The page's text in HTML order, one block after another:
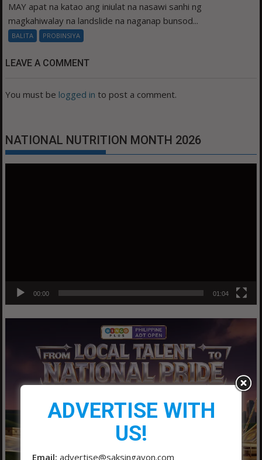
MAY apat na katao ang iniulat na nasawi sanhi ng
magkahiwalay na landslide na naganap bunsod...
BALITA PROBINSIYA
LEAVE A COMMENT
You must be logged in to post a comment.
NATIONAL NUTRITION MONTH 2026
00:00 01:04
ADVERTISE WITH
US!
Email: advertise@saksingayon.com